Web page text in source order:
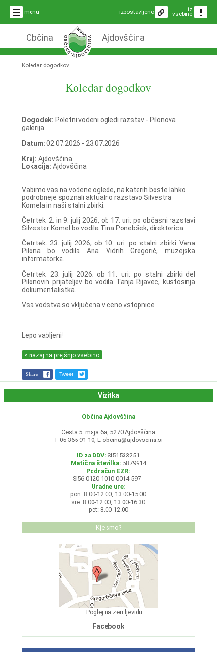
menu iz
vsebine
izpostavljeno
Občina Ajdovščina
Koledar dogodkov
Koledar dogodkov
Dogodek: Poletni vodeni ogledi razstav - Pilonova
galerija
Datum: 02.07.2026 - 23.07.2026
Kraj: Ajdovščina
Lokacija: Ajdovščina
Vabimo vas na vodene oglede, na katerih boste lahko
podrobneje spoznali aktualno razstavo Silvestra
Komela in naši stalni zbirki.
Četrtek, 2. in 9. julij 2026, ob 17. uri: po občasni razstavi
Silvester Komel bo vodila Tina Ponebšek, direktorica.
Četrtek, 23. julij 2026, ob 10. uri: po stalni zbirki Vena
Pilona bo vodila Ana Vidrih Gregorič, muzejska
informatorka.
Četrtek, 23. julij 2026, ob 11. uri: po stalni zbirki del
Pilonovih prijateljev bo vodila Tanja Rijavec, kustosinja
dokumentalistka.
Vsa vodstva so vključena v ceno vstopnice.
Lepo vabljeni!
< nazaj na prejšnjo vsebino
Share Tweet
Vizitka
Občina Ajdovščina
Cesta 5. maja 6a, 5270 Ajdovščina
T 05 365 91 10, E obcina@ajdovscina.si
ID za DDV: SI51533251
Matična številka: 5879914
Podračun EZR:
SI56 0120 1010 0014 597
Uradne ure:
pon: 8.00-12.00, 13.00-15.00
sre: 8.00-12.00, 13.00-16.30
pet: 8.00-12.00
Kje smo?
Poglej na zemljevidu
Facebook